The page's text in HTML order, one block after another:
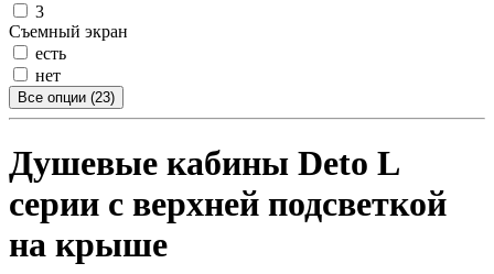
3
Съемный экран
есть
нет
Все опции (23)
Душевые кабины Deto L
серии с верхней подсветкой
на крыше